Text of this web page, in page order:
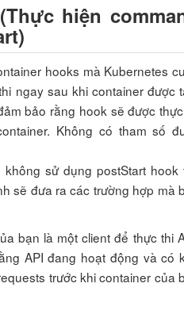
hiện
hooks mà Kubernetes
ngay sau khi container được
bảo rằng hook sẽ được
Không có tham số
sử dụng postStart hook
sẽ đưa ra các trường hợp mà
bạn là một client để thực thi
API đang hoạt động và có
trước khi container của